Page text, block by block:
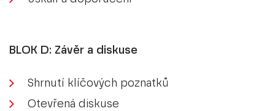
BLOK D: Závěr a diskuse
Shrnutí klíčových poznatků
Otevřená diskuse